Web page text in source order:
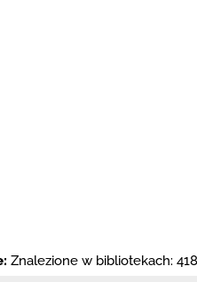
Znalezione w bibliotekach: